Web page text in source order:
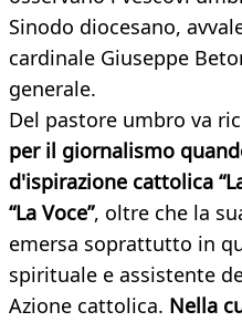
Sinodo diocesano,
cardinale Giuseppe
generale.
Del pastore umbro va
per il giornalismo
d'ispirazione cattolica
“La Voce”, oltre che la
emersa soprattutto in
spirituale e assistente
Azione cattolica. Nella